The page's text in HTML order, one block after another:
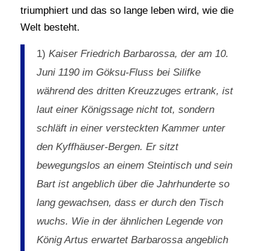
triumphiert und das so lange leben wird, wie die
Welt besteht.
1) Kaiser Friedrich Barbarossa, der am 10.
Juni 1190 im Göksu-Fluss bei Silifke
während des dritten Kreuzzuges ertrank, ist
laut einer Königssage nicht tot, sondern
schläft in einer versteckten Kammer unter
den Kyffhäuser-Bergen. Er sitzt
bewegungslos an einem Steintisch und sein
Bart ist angeblich über die Jahrhunderte so
lang gewachsen, dass er durch den Tisch
wuchs. Wie in der ähnlichen Legende von
König Artus erwartet Barbarossa angeblich